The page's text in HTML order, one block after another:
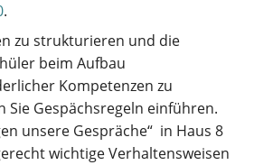
.
zu strukturieren und die
beim Aufbau
Kompetenzen zu
Sie Gespächsregeln einführen.
unsere Gespräche“ in Haus 8
wichtige Verhaltensweisen